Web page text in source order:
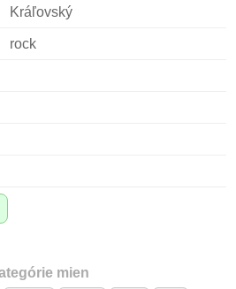
Kráľovský
rock
mien